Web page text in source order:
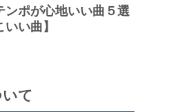
ンポが心地いい曲５選
いい曲】
て